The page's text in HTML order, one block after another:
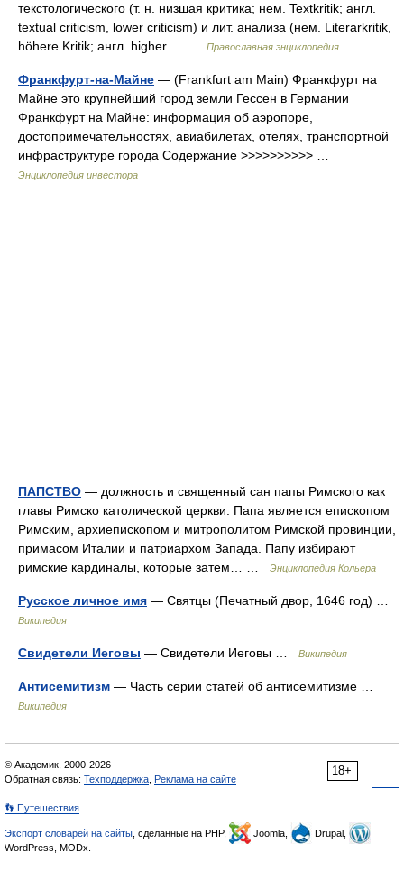
текстологического (т. н. низшая критика; нем. Textkritik; англ.
textual criticism, lower criticism) и лит. анализа (нем. Literarkritik,
höhere Kritik; англ. higher… …
Православная энциклопедия
Франкфурт-на-Майне — (Frankfurt am Main) Франкфурт на
Майне это крупнейший город земли Гессен в Германии
Франкфурт на Майне: информация об аэропоре,
достопримечательностях, авиабилетах, отелях, транспортной
инфраструктуре города Содержание >>>>>>>>>> …
Энциклопедия инвестора
ПАПСТВО — должность и священный сан папы Римского как
главы Римско католической церкви. Папа является епископом
Римским, архиепископом и митрополитом Римской провинции,
примасом Италии и патриархом Запада. Папу избирают
римские кардиналы, которые затем… …
Энциклопедия Кольера
Русское личное имя — Святцы (Печатный двор, 1646 год) …
Википедия
Свидетели Иеговы — Свидетели Иеговы … Википедия
Антисемитизм — Часть серии статей об антисемитизме …
Википедия
18+
© Академик, 2000-2026
Обратная связь: Техподдержка Реклама на сайте
👣 Путешествия
Экспорт словарей на сайты , сделанные на PHP, Joomla,
Drupal,
WordPress, MODx.